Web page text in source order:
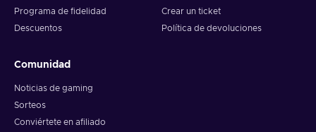
Programa de fidelidad
Descuentos
Crear un ticket
Política de devoluciones
Comunidad
Noticias de gaming
Sorteos
Conviértete en afiliado